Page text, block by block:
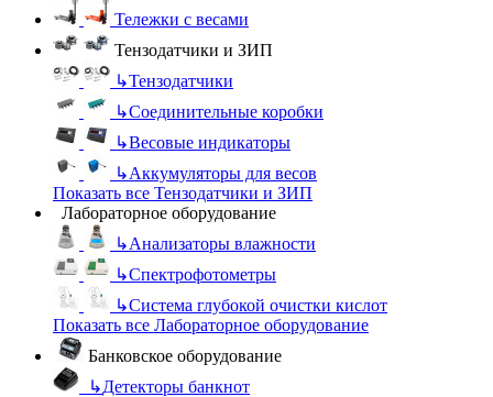
Тележки с весами
Тензодатчики и ЗИП
↳Тензодатчики
↳Соединительные коробки
↳Весовые индикаторы
↳Аккумуляторы для весов
Показать все Тензодатчики и ЗИП
Лабораторное оборудование
↳Анализаторы влажности
↳Спектрофотометры
↳Система глубокой очистки кислот
Показать все Лабораторное оборудование
Банковское оборудование
↳Детекторы банкнот